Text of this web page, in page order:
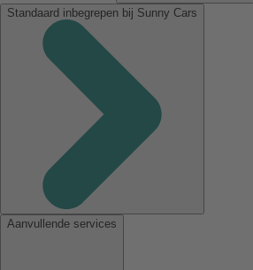
Standaard inbegrepen bij Sunny Cars
Aanvullende services